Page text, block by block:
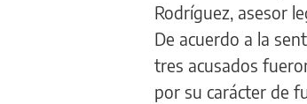
Rodríguez, asesor
De acuerdo a la
tres acusados
por su carácter de